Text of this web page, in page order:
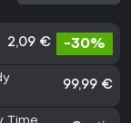
2,09 € -30%
99,99 €